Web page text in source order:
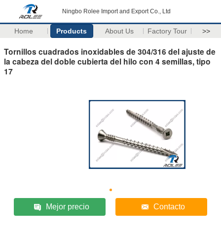
Ningbo Rolee Import and Export Co., Ltd
Home Products About Us Factory Tour >>
Tornillos cuadrados inoxidables de 304/316 del ajuste de
la cabeza del doble cubierta del hilo con 4 semillas, tipo
17
Mejor precio Contacto